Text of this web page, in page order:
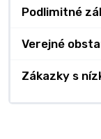
Podlimitné
Verejné
Zákazky s